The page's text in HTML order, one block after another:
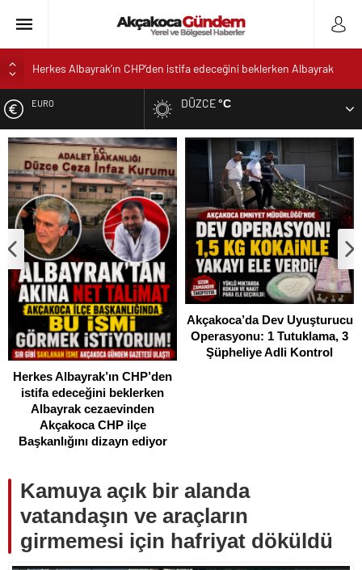
Herkes Albayrak’ın CHP’den istifa edeceğini beklerken Albayrak
Akçakoca’da Dev Uyuşturucu Operasyonu: 1 Tutuklama, 3
AKÇAKOCA’DA İŞ DÜNYASININ KALBİ KALE KOYU
LANSMANINDA ATTI
Saklı Koy Otel’de Yoğunluk: Misafirler Yer Bulmakta Zorlandı
SAHİLLERDE TEMİZLİK ALARMI!
EURO
ALTIN
DOLAR
DÜZCE°C
Herkes Albayrak’ın CHP’den
istifa edeceğini beklerken
Albayrak cezaevinden
Akçakoca CHP ilçe
Başkanlığını dizayn ediyor
Akçakoca’da Dev Uyuşturucu
Operasyonu: 1 Tutuklama, 3
Şüpheliye Adli Kontrol
Kamuya açık bir alanda
vatandaşın ve araçların
girmemesi için hafriyat döküldü